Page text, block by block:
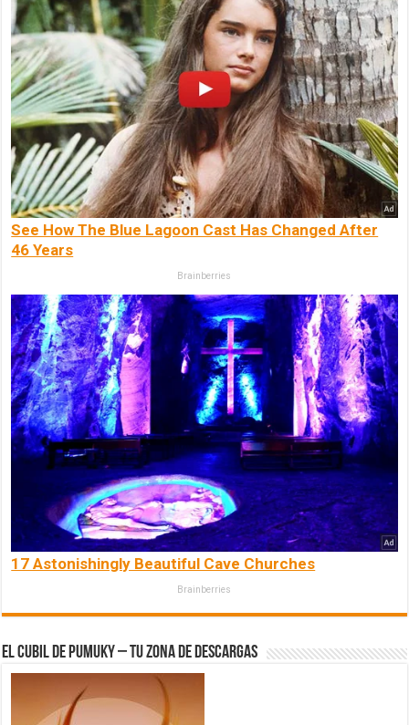
See How The Blue Lagoon Cast Has Changed After
46 Years
Brainberries
17 Astonishingly Beautiful Cave Churches
Brainberries
El Cubil de Pumuky – Tu zona de Descargas